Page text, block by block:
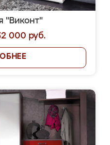
"Виконт"
000 руб.